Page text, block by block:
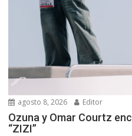
agosto 8, 2026 Editor
Ozuna y Omar Courtz
“ZIZI”